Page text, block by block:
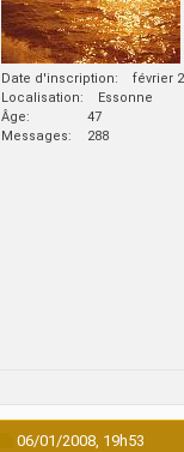
Date d'inscription
février
Localisation
Essonne
Âge
47
Messages
288
06/01/2008, 19h53